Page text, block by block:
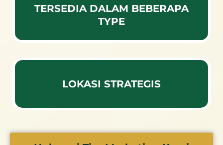
TERSEDIA DALAM BEBERAPA
TYPE
LOKASI STRATEGIS